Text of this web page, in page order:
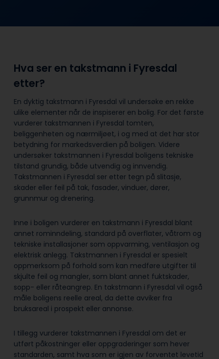
Hva ser en takstmann i Fyresdal
etter?
En dyktig takstmann i Fyresdal vil undersøke en rekke
ulike elementer når de inspiserer en bolig. For det første
vurderer takstmannen i Fyresdal tomten,
beliggenheten og nærmiljøet, i og med at det har stor
betydning for markedsverdien på boligen. Videre
undersøker takstmannen i Fyresdal boligens tekniske
tilstand grundig, både utvendig og innvendig.
Takstmannen i Fyresdal ser etter tegn på slitasje,
skader eller feil på tak, fasader, vinduer, dører,
grunnmur og drenering.
Inne i boligen vurderer en takstmann i Fyresdal blant
annet rominndeling, standard på overflater, våtrom og
tekniske installasjoner som oppvarming, ventilasjon og
elektrisk anlegg. Takstmannen i Fyresdal er spesielt
oppmerksom på forhold som kan medføre utgifter til
skjulte feil og mangler, som blant annet fuktskader,
sopp- eller råteangrep. En takstmann i Fyresdal vil også
måle boligens reelle areal, da dette avviker fra
bruksareal i prospekt eller annonse.
I tillegg vurderer takstmannen i Fyresdal om det er
utført påkostninger eller oppgraderinger som hever
standarden, samt hva som er igjen av forventet levetid